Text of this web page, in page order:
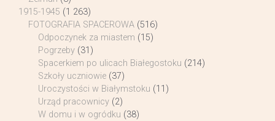
1915-1945 (1 263)
FOTOGRAFIA SPACEROWA (516)
Odpoczynek za miastem (15)
Pogrzeby (31)
Spacerkiem po ulicach Białegostoku (214)
Szkoły uczniowie (37)
Uroczystości w Białymstoku (11)
Urząd pracownicy (2)
W domu i w ogródku (38)